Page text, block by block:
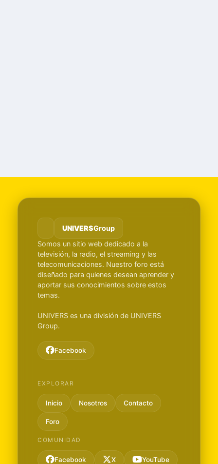
UNIVERSGroup
Somos un sitio web dedicado a la
televisión, la radio, el streaming y las
telecomunicaciones. Nuestro foro está
diseñado para quienes desean aprender y
aportar sus conocimientos sobre estos
temas.
UNIVERS es una división de UNIVERS
Group.
Facebook
EXPLORAR
Inicio Nosotros Contacto
Foro
COMUNIDAD
Facebook X YouTube